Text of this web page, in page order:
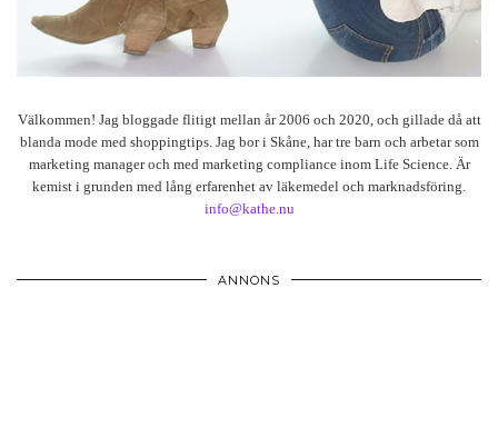
Välkommen! Jag bloggade flitigt mellan år 2006 och 2020, och gillade då att
blanda mode med shoppingtips. Jag bor i Skåne, har tre barn och arbetar som
marketing manager och med marketing compliance inom Life Science. Är
kemist i grunden med lång erfarenhet av läkemedel och marknadsföring.
info@kathe.nu
ANNONS